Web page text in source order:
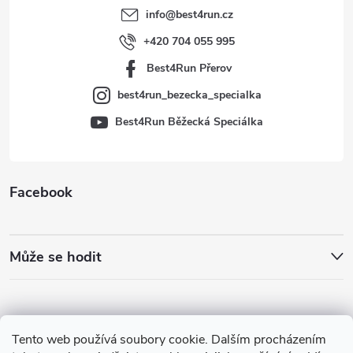
Tento web používá soubory cookie. Dalším procházením
Facebook
Může se hodit
info@best4run.cz
+420 704 055 995
Best4Run Přerov
best4run_bezecka_specialka
Best4Run Běžecká Speciálka